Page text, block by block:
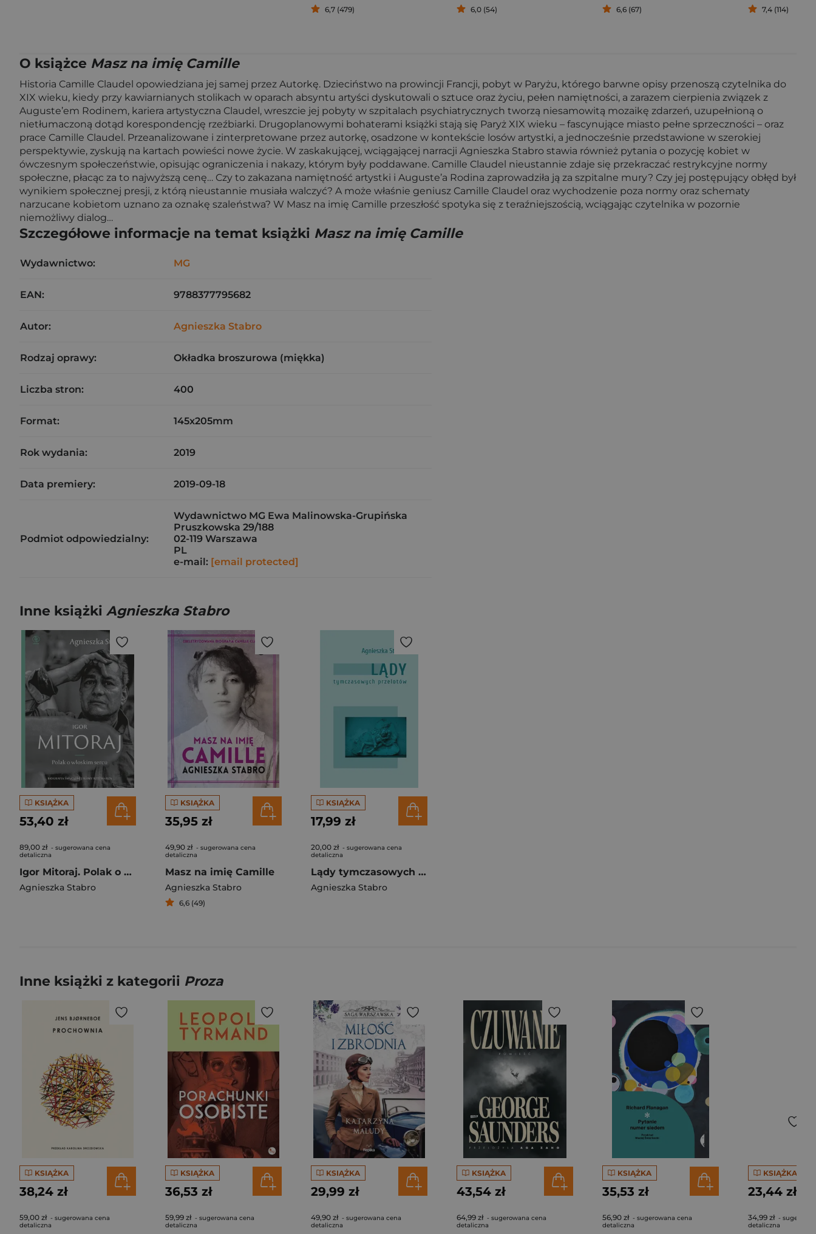
6,7 (479) 6,0 (54) 6,6 (67) 7,4 (114)
O książce Masz na imię Camille
Historia Camille Claudel opowiedziana jej samej przez Autorkę. Dzieciństwo na prowincji Francji, pobyt w Paryżu, którego barwne opisy przenoszą czytelnika do
XIX wieku, kiedy przy kawiarnianych stolikach w oparach absyntu artyści dyskutowali o sztuce oraz życiu, pełen namiętności, a zarazem cierpienia związek z
Auguste’em Rodinem, kariera artystyczna Claudel, wreszcie jej pobyty w szpitalach psychiatrycznych tworzą niesamowitą mozaikę zdarzeń, uzupełnioną o
nietłumaczoną dotąd korespondencję rzeźbiarki. Drugoplanowymi bohaterami książki stają się Paryż XIX wieku – fascynujące miasto pełne sprzeczności – oraz
prace Camille Claudel. Przeanalizowane i zinterpretowane przez autorkę, osadzone w kontekście losów artystki, a jednocześnie przedstawione w szerokiej
perspektywie, zyskują na kartach powieści nowe życie. W zaskakującej, wciągającej narracji Agnieszka Stabro stawia również pytania o pozycję kobiet w
ówczesnym społeczeństwie, opisując ograniczenia i nakazy, którym były poddawane. Camille Claudel nieustannie zdaje się przekraczać restrykcyjne normy
społeczne, płacąc za to najwyższą cenę… Czy to zakazana namiętność artystki i Auguste’a Rodina zaprowadziła ją za szpitalne mury? Czy jej postępujący obłęd był
wynikiem społecznej presji, z którą nieustannie musiała walczyć? A może właśnie geniusz Camille Claudel oraz wychodzenie poza normy oraz schematy
narzucane kobietom uznano za oznakę szaleństwa? W Masz na imię Camille przeszłość spotyka się z teraźniejszością, wciągając czytelnika w pozornie
niemożliwy dialog…
Szczegółowe informacje na temat książki Masz na imię Camille
Wydawnictwo: MG
EAN: 9788377795682
Autor: Agnieszka Stabro
Rodzaj oprawy: Okładka broszurowa (miękka)
Liczba stron: 400
Format: 145x205mm
Rok wydania: 2019
Data premiery: 2019-09-18
Podmiot odpowiedzialny:
Wydawnictwo MG Ewa Malinowska-Grupińska
Pruszkowska 29/188
02-119 Warszawa
PL
e-mail: [email protected]
Inne książki Agnieszka Stabro
KSIĄŻKA
53,40 zł
89,00 zł - sugerowana cena
detaliczna
Igor Mitoraj. Polak o włoskim sercu
Agnieszka Stabro
KSIĄŻKA
35,95 zł
49,90 zł - sugerowana cena
detaliczna
Masz na imię Camille
Agnieszka Stabro
6,6 (49)
KSIĄŻKA
17,99 zł
20,00 zł - sugerowana cena
detaliczna
Lądy tymczasowych przelotów
Agnieszka Stabro
Inne książki z kategorii Proza
KSIĄŻKA
38,24 zł
59,00 zł - sugerowana cena
detaliczna
KSIĄŻKA
36,53 zł
59,99 zł - sugerowana cena
detaliczna
KSIĄŻKA
29,99 zł
49,90 zł - sugerowana cena
detaliczna
KSIĄŻKA
43,54 zł
64,99 zł - sugerowana cena
detaliczna
KSIĄŻKA
35,53 zł
56,90 zł - sugerowana cena
detaliczna
KSIĄŻKA
23,44 zł
34,99 zł -
detaliczna